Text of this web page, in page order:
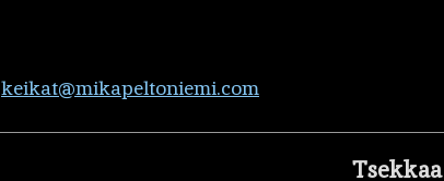
keikat@mikapeltoniemi.com